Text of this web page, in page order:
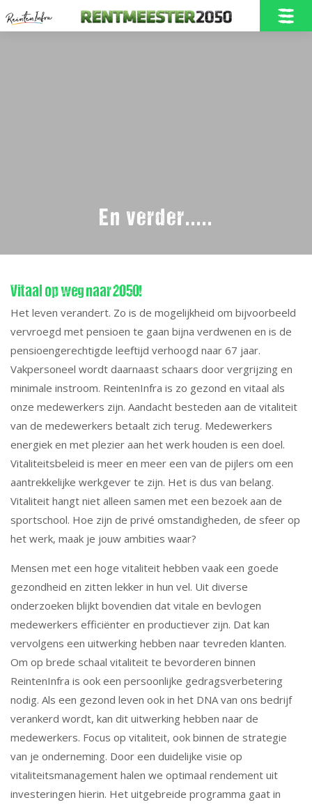
Nieuwbouw in Borne
Nieuws
En verder.....
En verder.....
Vitaal op weg naar 2050!
Het leven verandert. Zo is de mogelijkheid om bijvoorbeeld
vervroegd met pensioen te gaan bijna verdwenen en is de
pensioengerechtigde leeftijd verhoogd naar 67 jaar.
Vakpersoneel wordt daarnaast schaars door vergrijzing en
minimale instroom. ReintenInfra is zo gezond en vitaal als
onze medewerkers zijn. Aandacht besteden aan de vitaliteit
van de medewerkers betaalt zich terug. Medewerkers
energiek en met plezier aan het werk houden is een doel.
Vitaliteitsbeleid is meer en meer een van de pijlers om een
aantrekkelijke werkgever te zijn. Het is dus van belang.
Vitaliteit hangt niet alleen samen met een bezoek aan de
sportschool. Hoe zijn de privé omstandigheden, de sfeer op
het werk, maak je jouw ambities waar?
Mensen met een hoge vitaliteit hebben vaak een goede
gezondheid en zitten lekker in hun vel. Uit diverse
onderzoeken blijkt bovendien dat vitale en bevlogen
medewerkers efficiënter en productiever zijn. Dat kan
vervolgens een uitwerking hebben naar tevreden klanten.
Om op brede schaal vitaliteit te bevorderen binnen
ReintenInfra is ook een persoonlijke gedragsverbetering
nodig. Als een gezond leven ook in het DNA van ons bedrijf
verankerd wordt, kan dit uitwerking hebben naar de
medewerkers. Focus op vitaliteit, ook binnen de strategie
van je onderneming. Door een duidelijke visie op
vitaliteitsmanagement halen we optimaal rendement uit
investeringen hierin. Het uitgebreide programma gaat in